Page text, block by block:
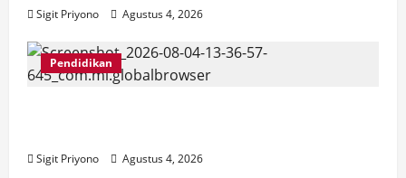
Sigit Priyono Agustus 4, 2026
Pendidikan
Sigit Priyono Agustus 4, 2026